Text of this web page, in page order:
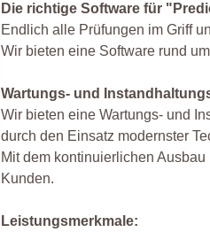
Die richtige Software für
Endlich alle Prüfungen im Griff
Wir bieten eine Software rund
Wartungs- und
Wir bieten eine Wartungs- und
durch den Einsatz modernster
Mit dem kontinuierlichen
Kunden.
Leistungsmerkmale: